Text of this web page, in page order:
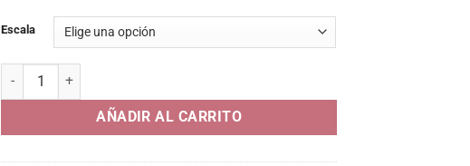
precios:
desde
hasta
14,95€
Escala
Hurriqueen (Storm ´97) cantidad
AÑADIR AL CARRITO